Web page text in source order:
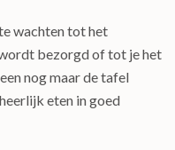
wachten tot het
bezorgd of tot je het
nog maar de tafel
eten in goed